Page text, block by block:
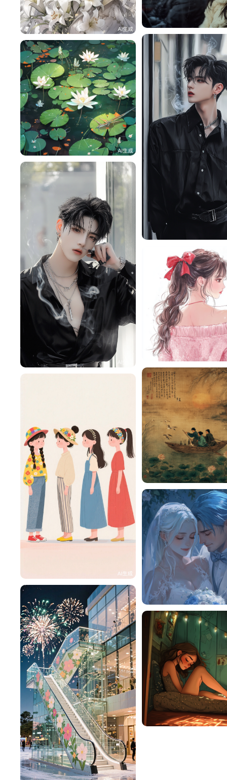
🍀Lucky 浓🍓
赎￥
136
赎￥ 81
厉爷
简爱
蓝天白云
洛洛子w--忽盗
莲子🌷 394
bee8bvy4b91b